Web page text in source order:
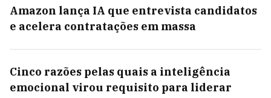
Amazon lança IA que entrevista candidatos
e acelera contratações em massa
Cinco razões pelas quais a inteligência
emocional virou requisito para liderar